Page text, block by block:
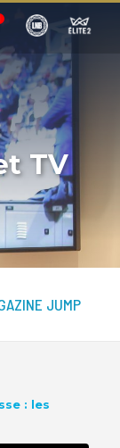
TV
JUMP
: les